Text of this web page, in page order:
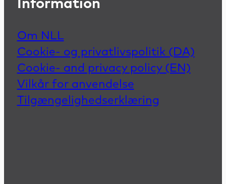
Information
Om NLL
Cookie- og privatlivspolitik (DA)
Cookie- and privacy policy (EN)
Vilkår for anvendelse
Tilgængelighedserklæring